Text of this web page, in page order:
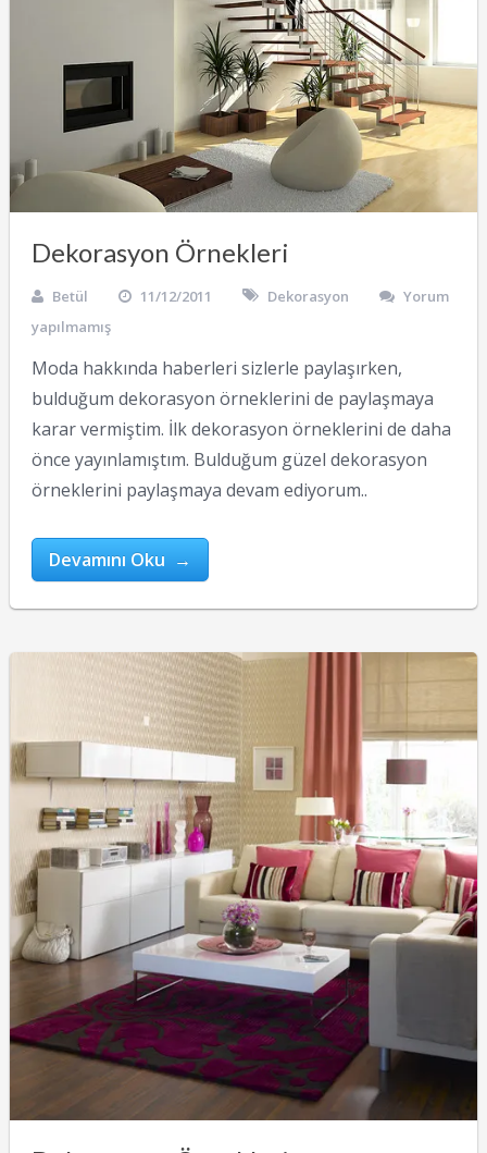
Dekorasyon Örnekleri
Betül 11/12/2011 Dekorasyon
Yorum
yapılmamış
Moda hakkında haberleri sizlerle paylaşırken,
bulduğum dekorasyon örneklerini de paylaşmaya
karar vermiştim. İlk dekorasyon örneklerini de daha
önce yayınlamıştım. Bulduğum güzel dekorasyon
örneklerini paylaşmaya devam ediyorum..
Devamını Oku →